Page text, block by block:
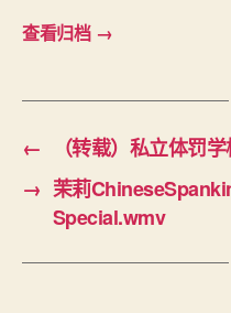
查看归档 →
←
（转载）私立体罚
→ 茉莉
Special.wmv